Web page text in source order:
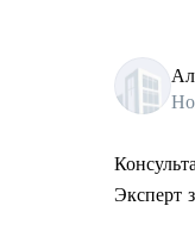
Эксперт